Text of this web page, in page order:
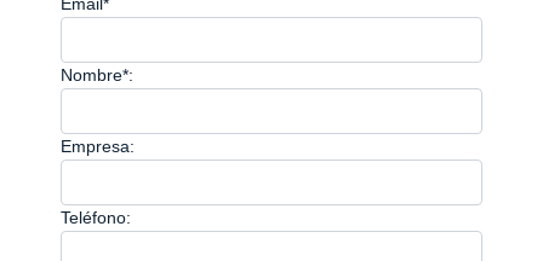
Nombre*:
Empresa:
Teléfono: